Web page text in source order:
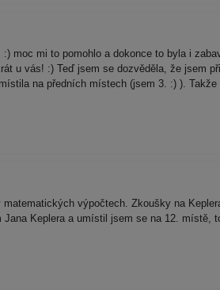
moc mi to pomohlo a dokonce to byla i
u vás! :) Teď jsem se dozvěděla, že jsem
na předních místech (jsem 3. :) ).
výpočtech. Zkoušky na
Keplera a umístil jsem se na 12. místě,